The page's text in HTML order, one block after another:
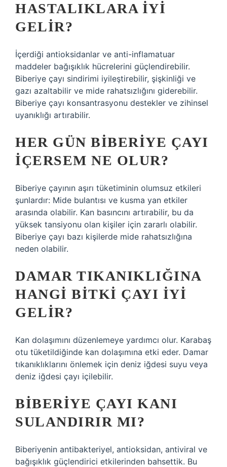
HASTALIKLARA IYI
GELIR?
İçerdiği antioksidanlar ve anti-inflamatuar
maddeler bağışıklık hücrelerini güçlendirebilir.
Biberiye çayı sindirimi iyileştirebilir, şişkinliği ve
gazı azaltabilir ve mide rahatsızlığını giderebilir.
Biberiye çayı konsantrasyonu destekler ve zihinsel
uyanıklığı artırabilir.
HER GÜN BIBERIYE ÇAYI
IÇERSEM NE OLUR?
Biberiye çayının aşırı tüketiminin olumsuz etkileri
şunlardır: Mide bulantısı ve kusma yan etkiler
arasında olabilir. Kan basıncını artırabilir, bu da
yüksek tansiyonu olan kişiler için zararlı olabilir.
Biberiye çayı bazı kişilerde mide rahatsızlığına
neden olabilir.
DAMAR TIKANIKLIĞINA
HANGI BITKI ÇAYI IYI
GELIR?
Kan dolaşımını düzenlemeye yardımcı olur. Karabaş
otu tüketildiğinde kan dolaşımına etki eder. Damar
tıkanıklıklarını önlemek için deniz iğdesi suyu veya
deniz iğdesi çayı içilebilir.
BIBERIYE ÇAYI KANI
SULANDIRIR MI?
Biberiyenin antibakteriyel, antioksidan, antiviral ve
bağışıklık güçlendirici etkilerinden bahsettik. Bu